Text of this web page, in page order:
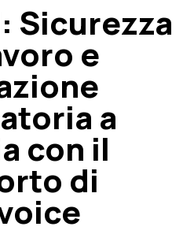
Sicurezza
e
a
con il
di